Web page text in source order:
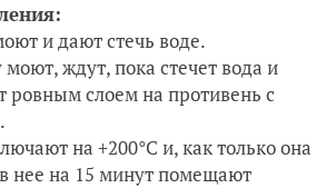
и дают стечь воде.
ждут, пока стечет вода и
слоем на противень с
на +200°C и, как только она
в нее на 15 минут помещают